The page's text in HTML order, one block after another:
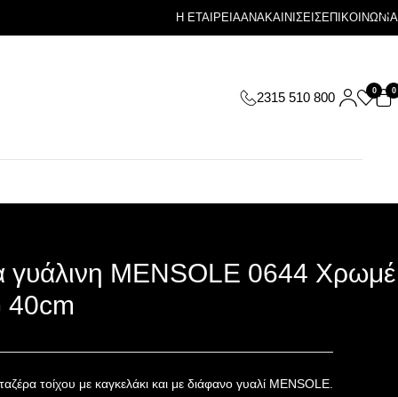
Η ΕΤΑΙΡΕΙΑΑΝΑΚΑΙΝΙΣΕΙΣΕΠΙΚΟΙΝΩΝΙΑ
2315 510 800 0 0
γυάλινη MENSOLE 0644 Χρωμέ
40cm
τοίχου με καγκελάκι και με διάφανο γυαλί MENSOLE.